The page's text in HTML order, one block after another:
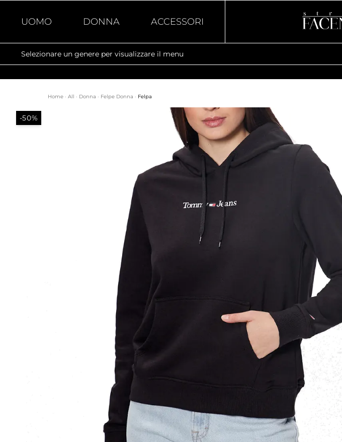
UOMO DONNA ACCESSORI
Selezionare un genere per visualizzare il menu
Home · All · Donna · Felpe Donna · Felpa
-50%